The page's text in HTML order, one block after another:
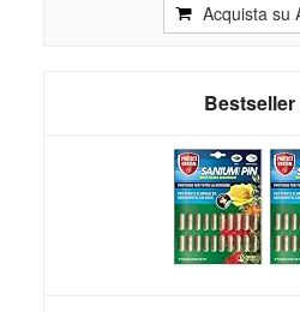
Acquista su